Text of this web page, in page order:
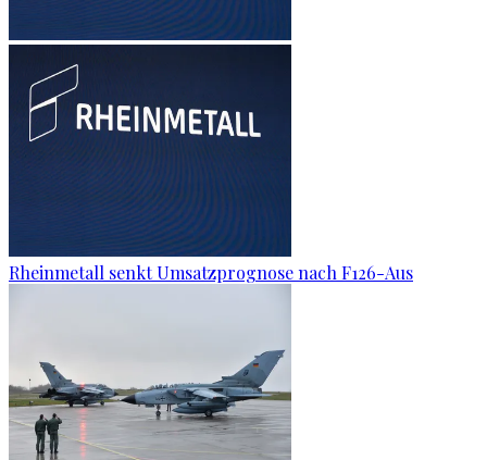
Rheinmetall senkt Umsatzprognose nach F126-Aus